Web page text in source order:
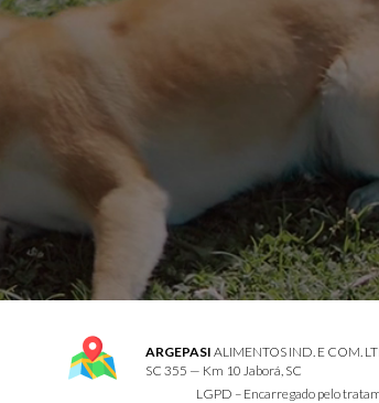
ARGEPASI ALIMENTOS IND. E COM.
SC 355 — Km 10 Jaborá, SC
LGPD – Encarregado pelo